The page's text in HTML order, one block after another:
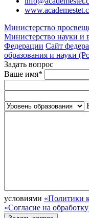
Министерство
Министерство науки и
Федерации Сайт
образования и науки
Задать вопрос
Ваше имя*
условиями «Политики
«Согласие на